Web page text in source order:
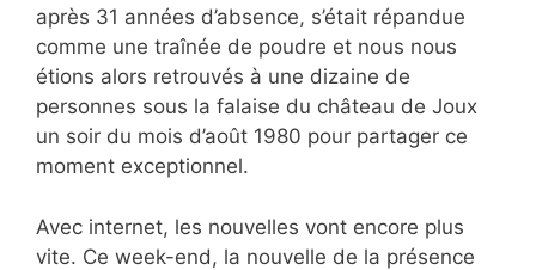
après 31 années d’absence, s’était répandue
comme une traînée de poudre et nous nous
étions alors retrouvés à une dizaine de
personnes sous la falaise du château de Joux
un soir du mois d’août 1980 pour partager ce
moment exceptionnel.
Avec internet, les nouvelles vont encore plus
vite. Ce week-end, la nouvelle de la présence